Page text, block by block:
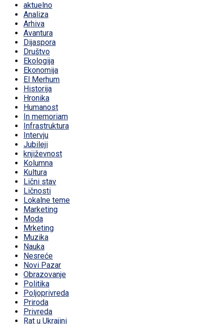
aktuelno
Analiza
Arhiva
Avantura
Dijaspora
Društvo
Ekologija
Ekonomija
El Merhum
Historija
Hronika
Humanost
In memoriam
Infrastruktura
Intervju
Jubileji
književnost
Kolumna
Kultura
Lični stav
Ličnosti
Lokalne teme
Marketing
Moda
Mrketing
Muzika
Nauka
Nesreće
Novi Pazar
Obrazovanje
Politika
Poljoprivreda
Priroda
Privreda
Rat u Ukrajini